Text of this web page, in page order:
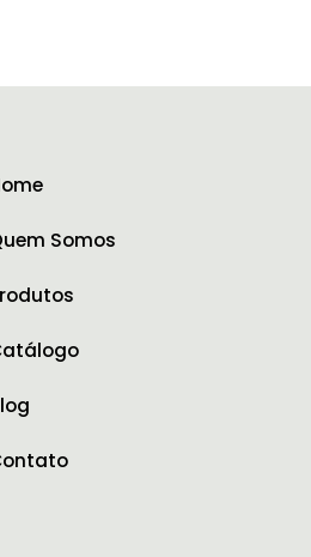
Somos